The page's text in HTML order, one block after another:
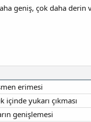
geniş, çok daha derin
erimesi
yukarı çıkması
genişlemesi